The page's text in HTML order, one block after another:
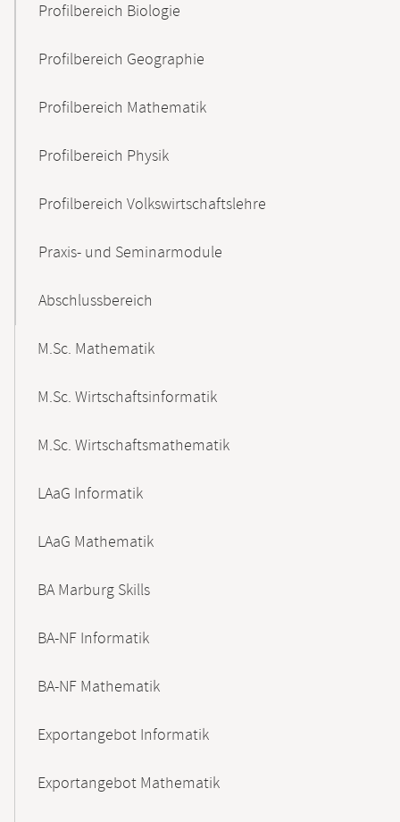
Profilbereich Biologie
Profilbereich Geographie
Profilbereich Mathematik
Profilbereich Physik
Profilbereich Volkswirtschaftslehre
Praxis- und Seminarmodule
Abschlussbereich
M.Sc. Mathematik
M.Sc. Wirtschaftsinformatik
M.Sc. Wirtschaftsmathematik
LAaG Informatik
LAaG Mathematik
BA Marburg Skills
BA-NF Informatik
BA-NF Mathematik
Exportangebot Informatik
Exportangebot Mathematik